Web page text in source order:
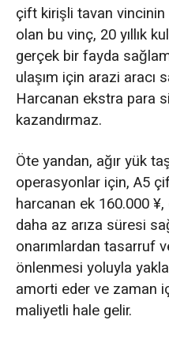
çift kirişli tavan vincinin
olan bu vinç, 20 yıllık
gerçek bir fayda
ulaşım için arazi aracı
Harcanan ekstra para
kazandırmaz.
Öte yandan, ağır yük
operasyonlar için, A5
harcanan ek 160.000 ¥,
daha az arıza süresi
onarımlardan tasarruf
önlenmesi yoluyla
amorti eder ve zaman
maliyetli hale gelir.